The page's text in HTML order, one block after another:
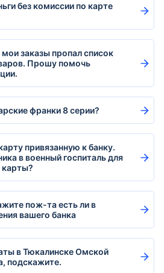
без комиссии по карте
заказы пропал список
Прошу помочь
франки 8 серии?
привязанную к банку.
в военный госпиталь для
карты?
пож-та есть ли в
вашего банка
в Тюкалинске Омской
подскажите.